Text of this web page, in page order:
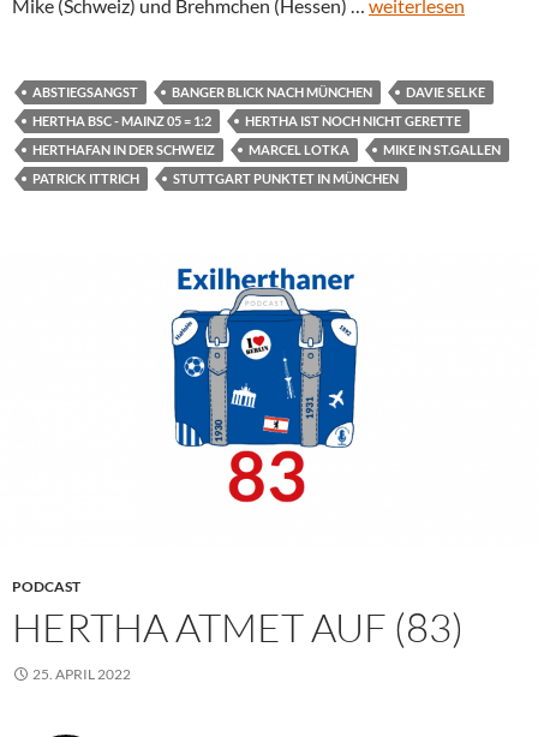
Mike (Schweiz) und Brehmchen (Hessen) … weiterlesen
ABSTIEGSANGST BANGER BLICK NACH MÜNCHEN
DAVIE SELKE
HERTHA BSC - MAINZ 05 = 1:2
HERTHA IST NOCH NICHT GERETTE
HERTHAFAN IN DER SCHWEIZ
MARCEL LOTKA
MIKE IN ST.GALLEN
PATRICK ITTRICH
STUTTGART PUNKTET IN MÜNCHEN
PODCAST
HERTHA ATMET AUF (83)
25. APRIL 2022